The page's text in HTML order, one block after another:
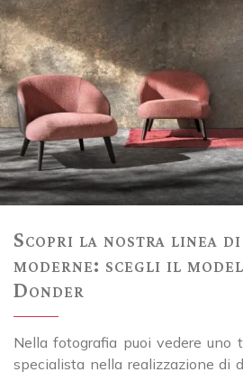
Scopri la nostra linea
moderne: scegli il
Donder
Nella fotografia puoi vedere uno
specialista nella realizzazione di